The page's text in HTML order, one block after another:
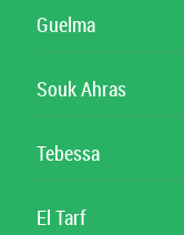
Guelma
Souk Ahras
Tebessa
El Tarf